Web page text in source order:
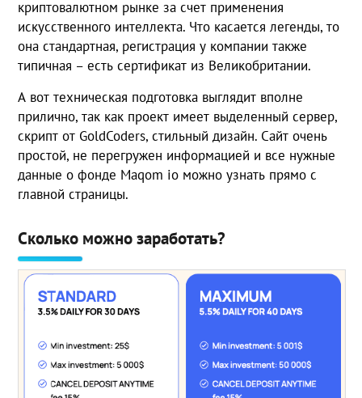
криптовалютном рынке за счет применения
искусственного интеллекта. Что касается легенды, то
она стандартная, регистрация у компании также
типичная – есть сертификат из Великобритании.
А вот техническая подготовка выглядит вполне
прилично, так как проект имеет выделенный сервер,
скрипт от GoldCoders, стильный дизайн. Сайт очень
простой, не перегружен информацией и все нужные
данные о фонде Maqom io можно узнать прямо с
главной страницы.
Сколько можно заработать?